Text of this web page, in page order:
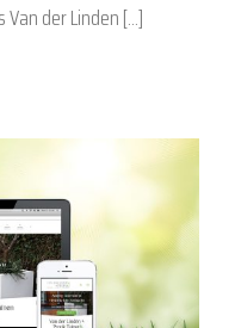
der Linden [...]